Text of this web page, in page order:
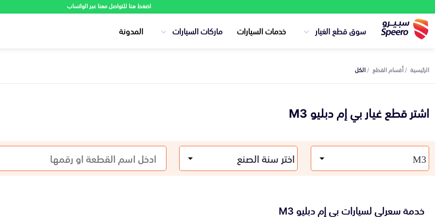
اضغط هنا للتواصل معنا عبر الواتساب
سوق قطع الغيار خدمات السيارات ماركات السيارات المدونة
الرئيسية أقسام القطع الكل
اشتر قطع غيار بي إم دبليو M3
خدمة سعرلي لسيارات بي إم دبليو M3